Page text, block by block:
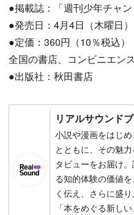
●掲載誌：「週刊少年チャ
●発売日：4月4日（木曜日）
●定価：360円（10％税込）
全国の書店、コンビニエン
●出版社：秋田書店
リアルサウンド
小説や漫画をはじ
とともに、その魅
タビューをお届け
る知的体験の価値
く伝え、さらに盛
「本をめぐる新し